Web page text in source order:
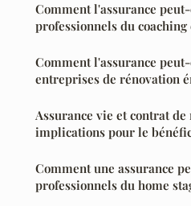
Comment l'assurance
professionnels du
Comment l'assurance
entreprises de rénovation
Assurance vie et contrat
implications pour le
Comment une assurance
professionnels du home